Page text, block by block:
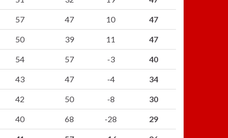
57 47 10 47
50 39 11 47
54 57 -3 40
43 47 -4 34
42 50 -8 30
40 68 -28 29